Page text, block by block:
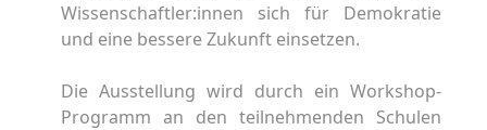
Wissenschaftler:innen sich für Demokratie
und eine bessere Zukunft einsetzen.
Die Ausstellung wird durch ein Workshop-
Programm an den teilnehmenden Schulen